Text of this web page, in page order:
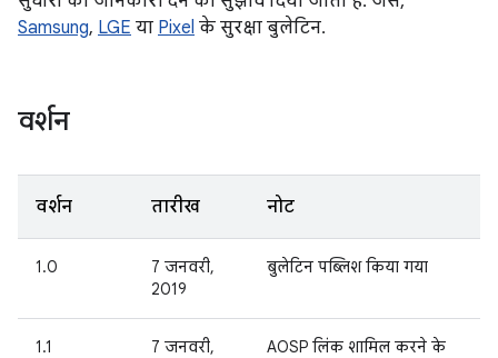
Samsung, LGE या Pixel के सुरक्षा बुलेटिन.
वर्शन
वर्शन तारीख नोट
1.0
7 जनवरी,
2019
बुलेटिन पब्लिश किया गया
1.1
7 जनवरी,
AOSP लिंक शामिल करने के